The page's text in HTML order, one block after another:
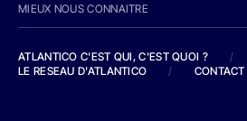
MIEUX NOUS CONNAITRE
ATLANTICO C'EST QUI, C'EST QUOI ?
/
LE RESEAU D'ATLANTICO
/ CONTACT